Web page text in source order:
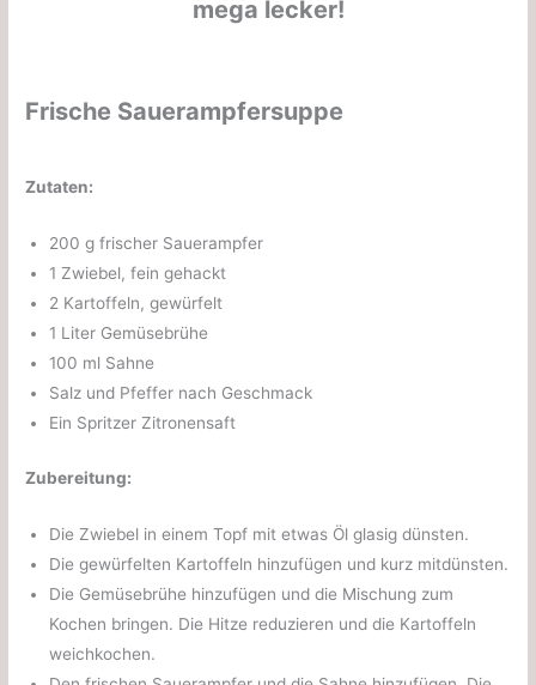
mega lecker!
Frische Sauerampfersuppe
Zutaten:
200 g frischer Sauerampfer
1 Zwiebel, fein gehackt
2 Kartoffeln, gewürfelt
1 Liter Gemüsebrühe
100 ml Sahne
Salz und Pfeffer nach Geschmack
Ein Spritzer Zitronensaft
Zubereitung:
Die Zwiebel in einem Topf mit etwas Öl glasig dünsten.
Die gewürfelten Kartoffeln hinzufügen und kurz mitdünsten.
Die Gemüsebrühe hinzufügen und die Mischung zum
Kochen bringen. Die Hitze reduzieren und die Kartoffeln
weichkochen.